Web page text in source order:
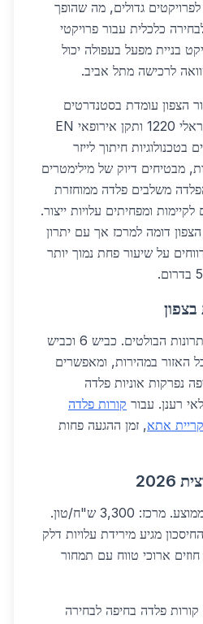
הנחות נפח של עד 10% לפרויקטים גדולים, מה שהופך
כלכלית עבור פרויקטי
בניית מפעל בעפולה יכול
לרכישה מתל אביב.
הצפון עומדת בסטנדרטים
בינלאומיים, כולל תקן ישראלי 1220 ותקן אירופאי EN
בטכנולוגיות חיתוך לייזר
מבטיחים דיוק של מילימטרים
משלבים פלדה ממוחזרת
תורמים לקיימות ומפחיתים עלויות ייצור.
דומה למרכז אך עם יתרון
על שיעור פחת נמוך יותר
הלוגיסטיקה היא אחד היתרונות הבולטים. כביש 6 וכביש
האזור במהירות, ומאפשרים
נפרקות אוניות פלדה
רענן. עבור קורות פלדה
אתא, זמן ההגעה פחות
בצפון: 2,800 ש"ח/טון ממוצע. מרכז: 3,300 ש"ח/טון.
טון. החיסכון מגיע מירידת עלויות דלק
ארוכי טווח עם תמחור
פלדה בחיפה לבחירה